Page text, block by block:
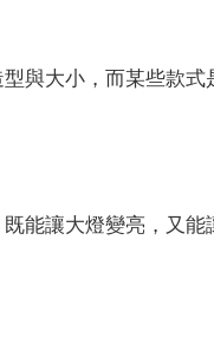
與大小，而某些款式
能讓大燈變亮，又能